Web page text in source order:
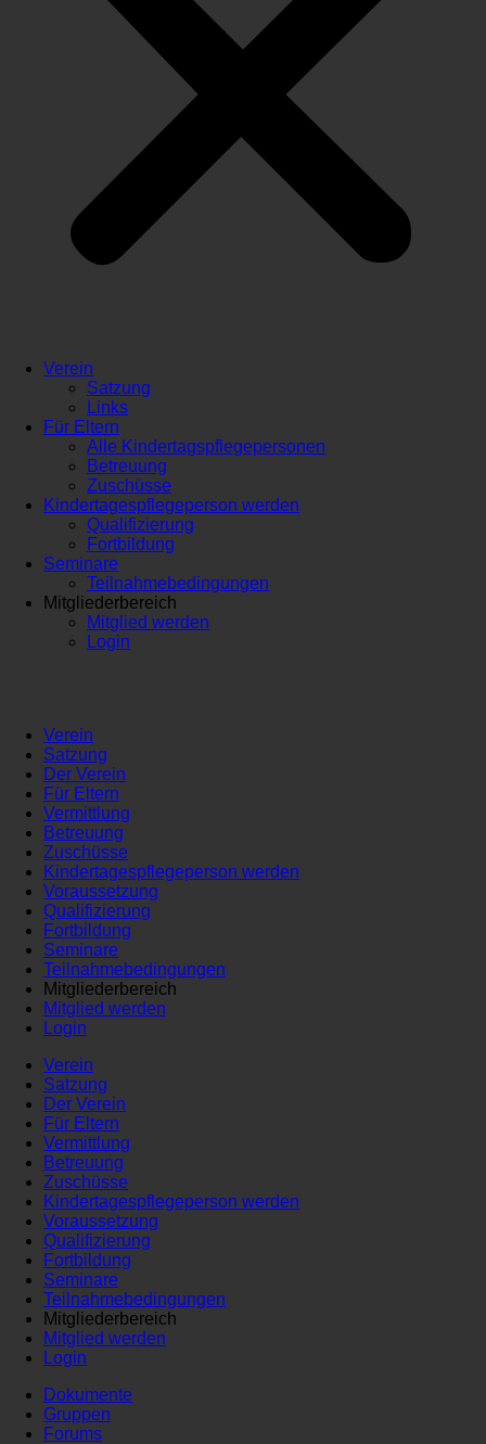
Verein
Satzung
Links
Für Eltern
Alle Kindertagspflegepersonen
Betreuung
Zuschüsse
Kindertagespflegeperson werden
Qualifizierung
Fortbildung
Seminare
Teilnahmebedingungen
Mitgliederbereich
Mitglied werden
Login
Verein
Satzung
Der Verein
Für Eltern
Vermittlung
Betreuung
Zuschüsse
Kindertagespflegeperson werden
Voraussetzung
Qualifizierung
Fortbildung
Seminare
Teilnahmebedingungen
Mitgliederbereich
Mitglied werden
Login
Verein
Satzung
Der Verein
Für Eltern
Vermittlung
Betreuung
Zuschüsse
Kindertagespflegeperson werden
Voraussetzung
Qualifizierung
Fortbildung
Seminare
Teilnahmebedingungen
Mitgliederbereich
Mitglied werden
Login
Dokumente
Gruppen
Forums